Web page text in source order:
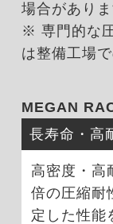
場合がありま
※ 専門的な
は整備工場
MEGAN
長寿命・高
高密度・高
倍の圧縮耐
定した性能